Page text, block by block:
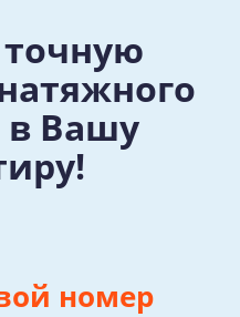
в Вашу
номер